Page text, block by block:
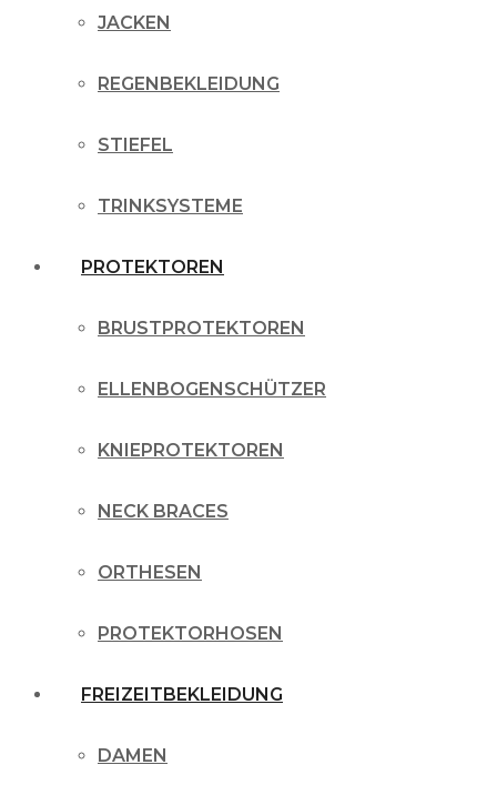
JACKEN
REGENBEKLEIDUNG
STIEFEL
TRINKSYSTEME
PROTEKTOREN
BRUSTPROTEKTOREN
ELLENBOGENSCHÜTZER
KNIEPROTEKTOREN
NECK BRACES
ORTHESEN
PROTEKTORHOSEN
FREIZEITBEKLEIDUNG
DAMEN